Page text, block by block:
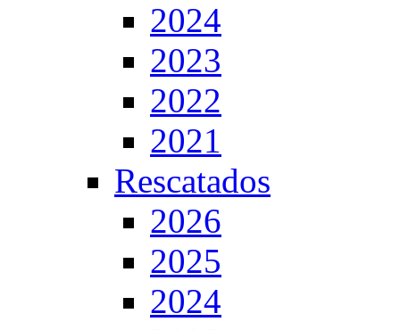
2024
2023
2022
2021
Rescatados
2026
2025
2024